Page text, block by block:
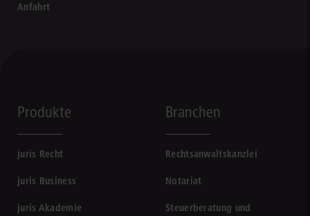
Anfahrt
Produkte
juris Recht
juris Business
juris Akademie
Branchen
Rechtsanwaltskanzlei
Notariat
Steuerberatung und